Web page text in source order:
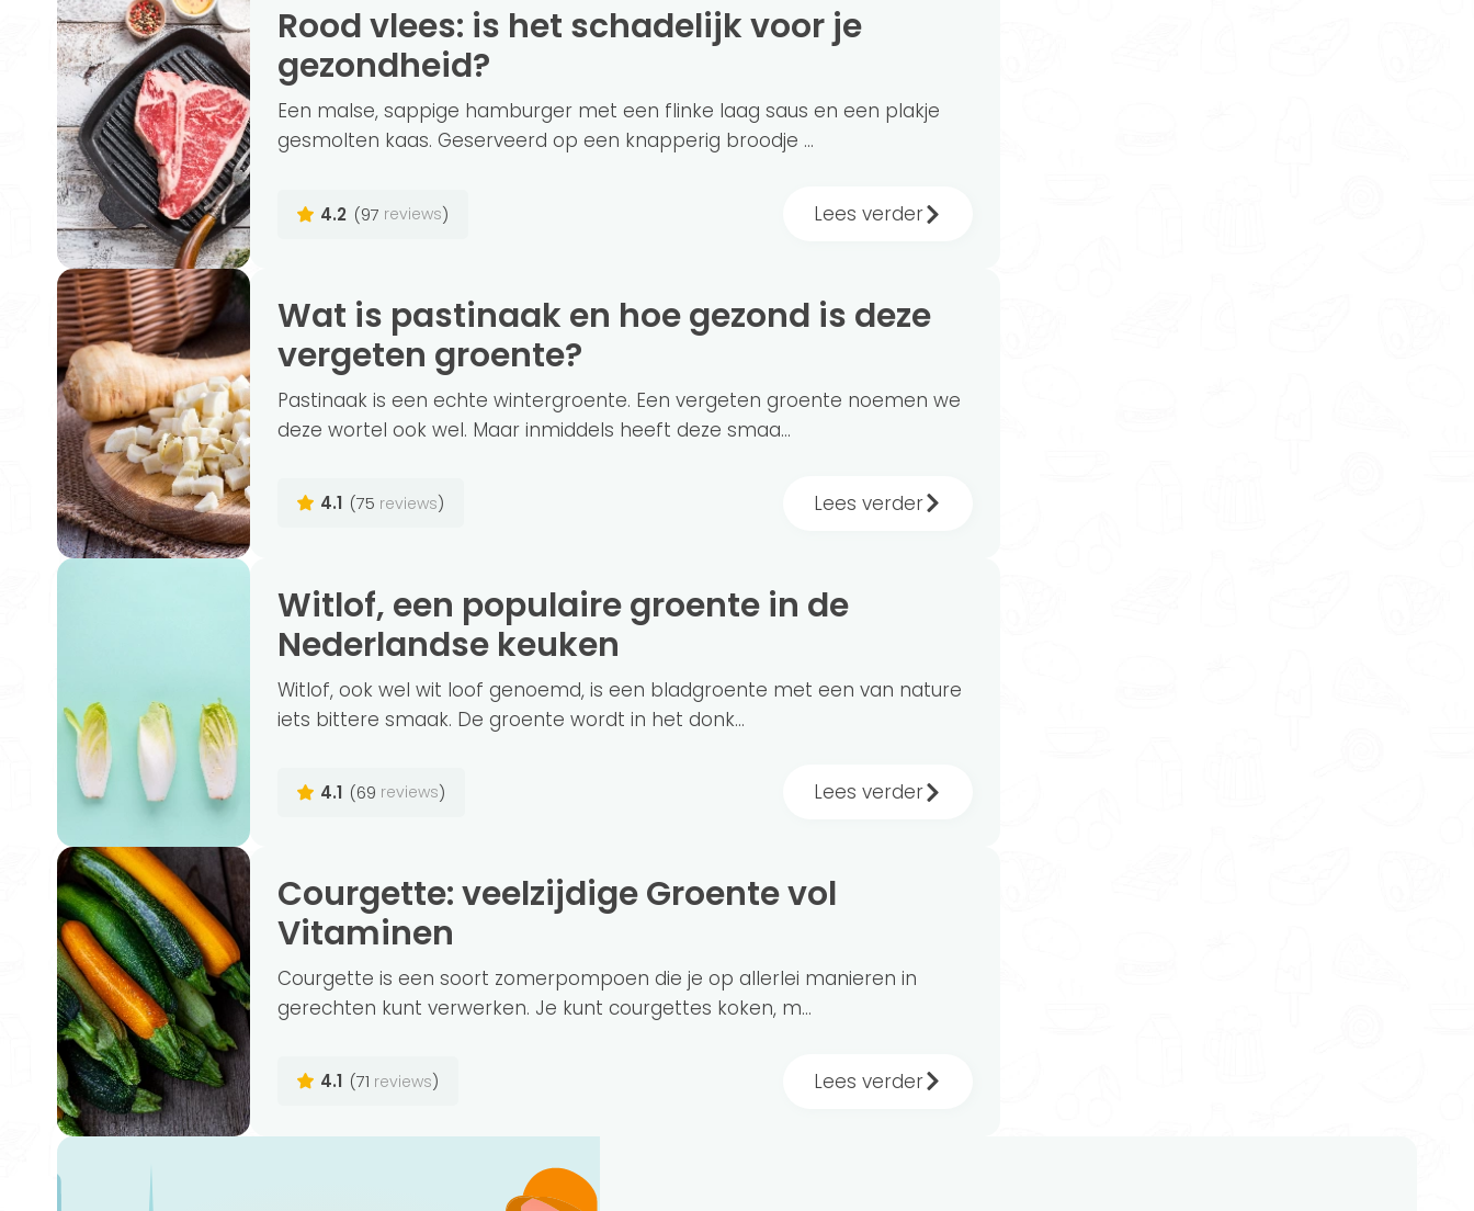
Rood vlees: is het schadelijk voor je
gezondheid?
Een malse, sappige hamburger met een flinke laag saus en een plakje
gesmolten kaas. Geserveerd op een knapperig broodje ...
4.2 (97 reviews) Lees verder
Wat is pastinaak en hoe gezond is deze
vergeten groente?
Pastinaak is een echte wintergroente. Een vergeten groente noemen we
deze wortel ook wel. Maar inmiddels heeft deze smaa...
4.1 (75 reviews) Lees verder
Witlof, een populaire groente in de
Nederlandse keuken
Witlof, ook wel wit loof genoemd, is een bladgroente met een van nature
iets bittere smaak. De groente wordt in het donk...
4.1 (69 reviews) Lees verder
Courgette: veelzijdige Groente vol
Vitaminen
Courgette is een soort zomerpompoen die je op allerlei manieren in
gerechten kunt verwerken. Je kunt courgettes koken, m...
4.1 (71 reviews) Lees verder